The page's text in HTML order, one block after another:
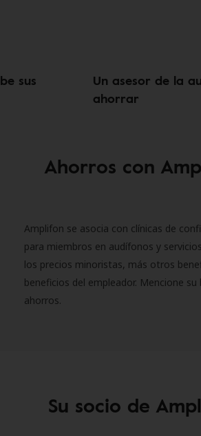
sus
Un asesor de la
ahorrar
Ahorros con
Amplifon se asocia con clínicas de
para miembros en audífonos y
los precios minoristas, más otros
beneficios del empleador. Mencione
ahorros.
Su socio de